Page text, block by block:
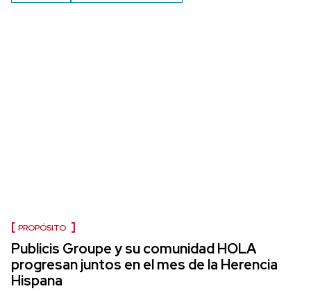
PROPÓSITO
Publicis Groupe y su comunidad HOLA
progresan juntos en el mes de la Herencia
Hispana